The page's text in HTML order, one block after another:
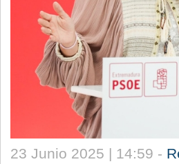
23 Junio 2025 | 14:59 -